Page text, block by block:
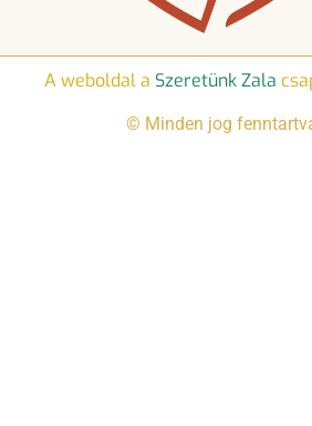
A weboldal a Szeretünk Zala
© Minden jog